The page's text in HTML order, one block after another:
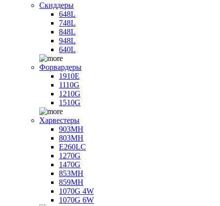
Скиддеры
648L
748L
848L
948L
640L
Форвардеры
1910E
1110G
1210G
1510G
Харвестеры
903MH
803MH
E260LC
1270G
1470G
853MH
859MH
1070G 4W
1070G 6W